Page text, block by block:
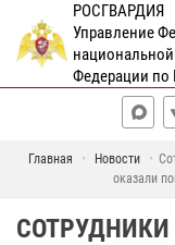
РОСГВАРДИЯ
Управление
Федерации по
Главная Новости
оказали